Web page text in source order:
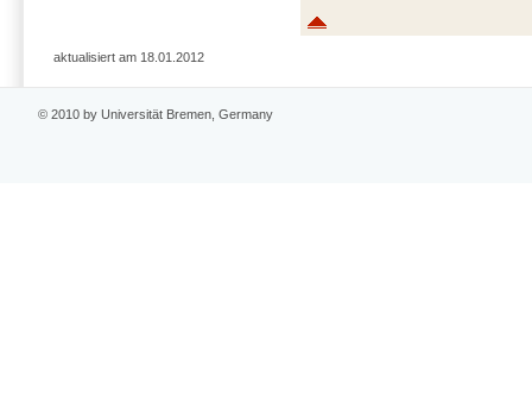
aktualisiert am 18.01.2012
© 2010 by Universität Bremen, Germany